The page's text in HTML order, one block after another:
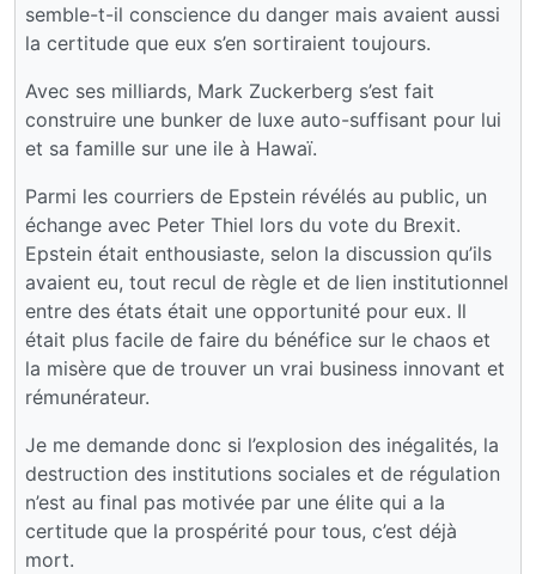
semble-t-il conscience du danger mais avaient aussi
la certitude que eux s’en sortiraient toujours.
Avec ses milliards, Mark Zuckerberg s’est fait
construire une bunker de luxe auto-suffisant pour lui
et sa famille sur une ile à Hawaï.
Parmi les courriers de Epstein révélés au public, un
échange avec Peter Thiel lors du vote du Brexit.
Epstein était enthousiaste, selon la discussion qu’ils
avaient eu, tout recul de règle et de lien institutionnel
entre des états était une opportunité pour eux. Il
était plus facile de faire du bénéfice sur le chaos et
la misère que de trouver un vrai business innovant et
rémunérateur.
Je me demande donc si l’explosion des inégalités, la
destruction des institutions sociales et de régulation
n’est au final pas motivée par une élite qui a la
certitude que la prospérité pour tous, c’est déjà
mort.